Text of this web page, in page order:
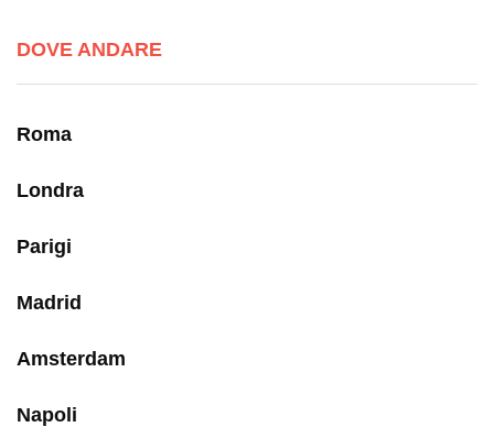
DOVE ANDARE
Roma
Londra
Parigi
Madrid
Amsterdam
Napoli